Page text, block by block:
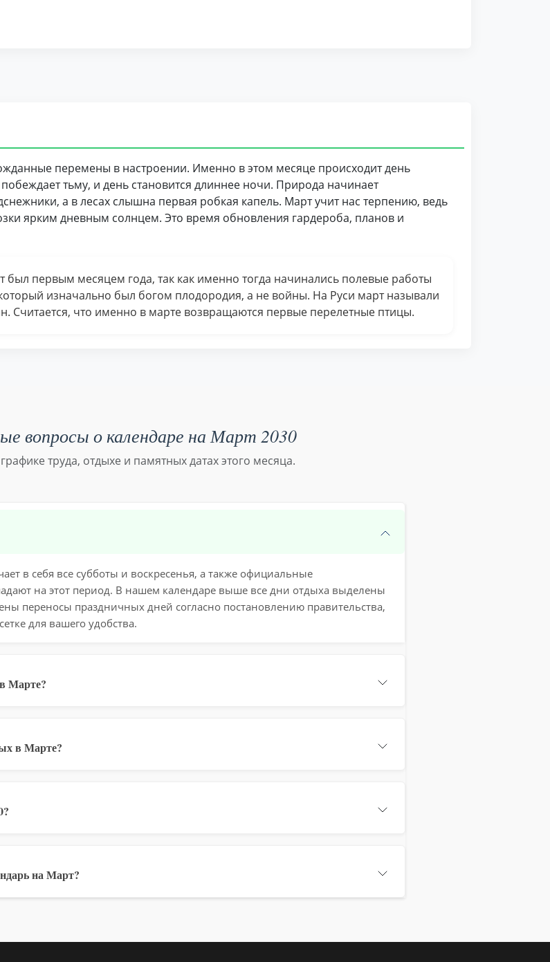
перемены в настроении. Именно в этом месяце происходит день
тьму, и день становится длиннее ночи. Природа начинает
а в лесах слышна первая робкая капель. Март учит нас терпению, ведь
ярким дневным солнцем. Это время обновления гардероба, планов и
первым месяцем года, так как именно тогда начинались полевые работы
изначально был богом плодородия, а не войны. На Руси март называли
Считается, что именно в марте возвращаются первые перелетные птицы.
вопросы о календаре на Март 2030
труда, отдыхе и памятных датах этого месяца.
в себя все субботы и воскресенья, а также официальные
на этот период. В нашем календаре выше все дни отдыха выделены
переносы праздничных дней согласно постановлению правительства,
для вашего удобства.
Марте?
в Марте?
на Март?